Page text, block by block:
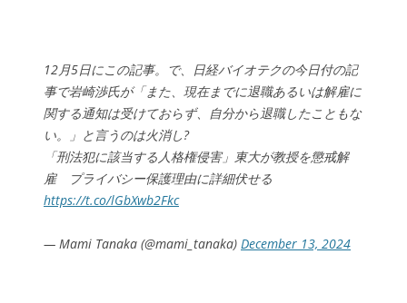
12月5日にこの記事。で、日経バイオテクの今日付の記
事で岩崎渉氏が「また、現在までに退職あるいは解雇に
関する通知は受けておらず、自分から退職したこともな
い。」と言うのは火消し?
「刑法犯に該当する人格権侵害」東大が教授を懲戒解
雇 プライバシー保護理由に詳細伏せる
https://t.co/lGbXwb2Fkc
— Mami Tanaka (@mami_tanaka) December 13, 2024